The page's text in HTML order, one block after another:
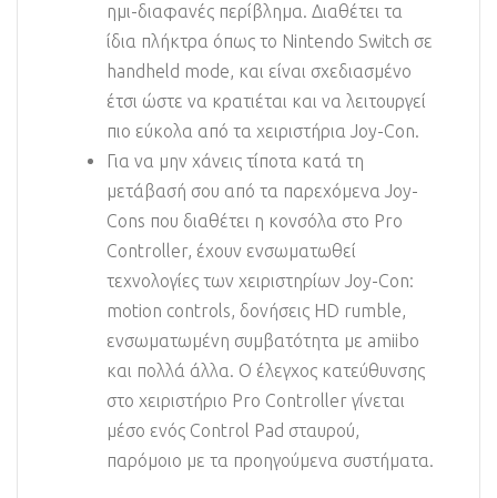
ημι-διαφανές περίβλημα. Διαθέτει τα
ίδια πλήκτρα όπως το Nintendo Switch σε
handheld mode, και είναι σχεδιασμένο
έτσι ώστε να κρατιέται και να λειτουργεί
πιο εύκολα από τα χειριστήρια Joy-Con.
Για να μην χάνεις τίποτα κατά τη
μετάβασή σου από τα παρεχόμενα Joy-
Cons που διαθέτει η κονσόλα στο Pro
Controller, έχουν ενσωματωθεί
τεχνολογίες των χειριστηρίων Joy-Con:
motion controls, δονήσεις HD rumble,
ενσωματωμένη συμβατότητα με amiibo
και πολλά άλλα. Ο έλεγχος κατεύθυνσης
στο χειριστήριο Pro Controller γίνεται
μέσο ενός Control Pad σταυρού,
παρόμοιο με τα προηγούμενα συστήματα.